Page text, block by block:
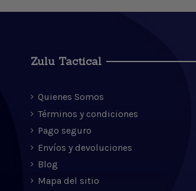
Zulu Tactical
Quienes Somos
Términos y condiciones
Pago seguro
Envíos y devoluciones
Blog
Mapa del sitio